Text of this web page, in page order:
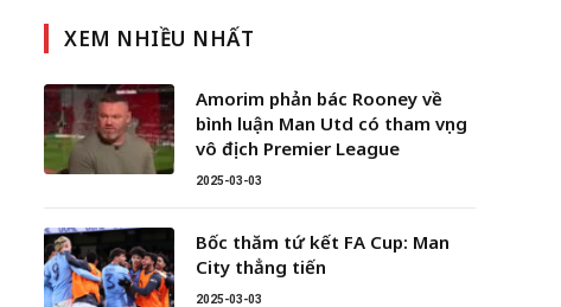
XEM NHIỀU NHẤT
Amorim phản bác Rooney về
bình luận Man Utd có tham vọng
vô địch Premier League
2025-03-03
Bốc thăm tứ kết FA Cup: Man
City thẳng tiến
2025-03-03